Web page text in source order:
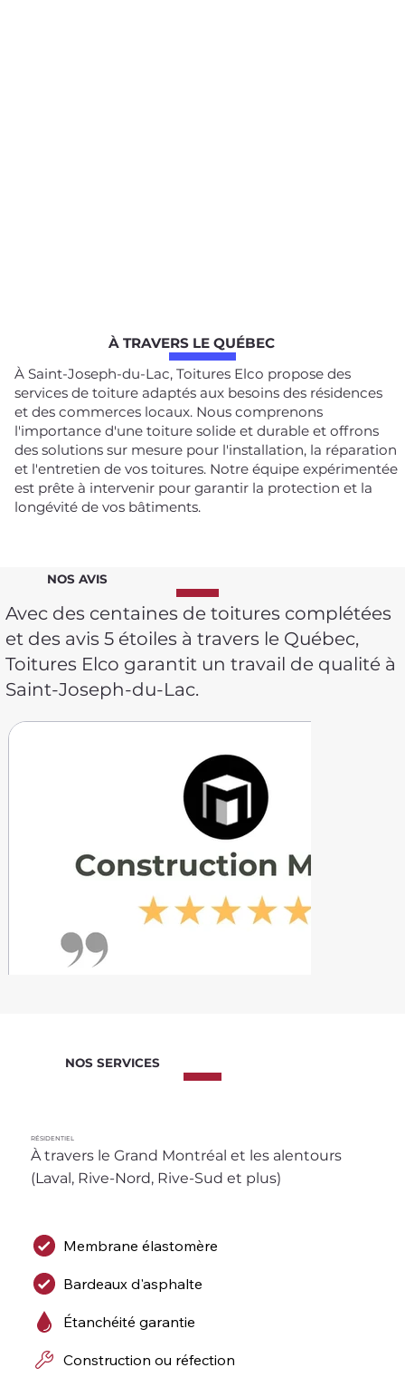
À TRAVERS LE QUÉBEC
À Saint-Joseph-du-Lac, Toitures Elco propose des
services de toiture adaptés aux besoins des résidences
et des commerces locaux. Nous comprenons
l'importance d'une toiture solide et durable et offrons
des solutions sur mesure pour l'installation, la réparation
et l'entretien de vos toitures. Notre équipe expérimentée
est prête à intervenir pour garantir la protection et la
longévité de vos bâtiments.
NOS AVIS
Avec des centaines de toitures complétées
et des avis 5 étoiles à travers le Québec,
Toitures Elco garantit un travail de qualité à
Saint-Joseph-du-Lac.
NOS SERVICES
RÉSIDENTIEL
À travers le Grand Montréal et les alentours
(Laval, Rive-Nord, Rive-Sud et plus)
Membrane élastomère
Bardeaux d'asphalte
Étanchéité garantie
Construction ou réfection